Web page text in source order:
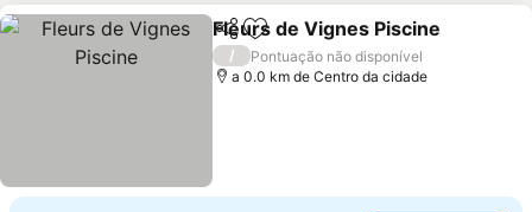
PartilharAdicionar aos favoritos
Fleurs de Vignes Piscine
/
Pontuação não disponível
a 0.0 km de Centro da cidade